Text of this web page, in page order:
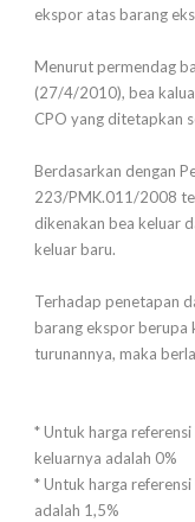
ekspor atas barang
Menurut permendag
(27/4/2010), bea
CPO yang ditetapkan
Berdasarkan dengan
223/PMK.011/2008
dikenakan bea keluar
keluar baru.
Terhadap penetapan
barang ekspor berupa
turunannya, maka
* Untuk harga
keluarnya adalah 0%
* Untuk harga
adalah 1,5%